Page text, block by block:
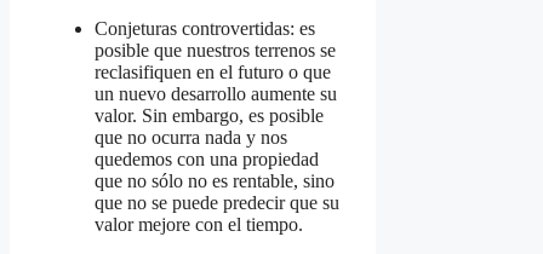
Conjeturas controvertidas: es
posible que nuestros terrenos se
reclasifiquen en el futuro o que
un nuevo desarrollo aumente su
valor. Sin embargo, es posible
que no ocurra nada y nos
quedemos con una propiedad
que no sólo no es rentable, sino
que no se puede predecir que su
valor mejore con el tiempo.